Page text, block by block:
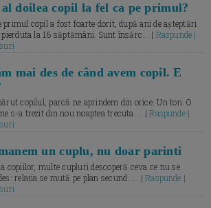
doilea copil la fel ca pe primul?
primul copil a fost foarte dorit, după ani de așteptări
la 16 săptămâni. Sunt însărc... | Raspunde |
mai des de când avem copil. E
copilul, parcă ne aprindem din orice. Un ton. O
s-a trezit din nou noaptea trecuta.... |Raspunde |
un cuplu, nu doar parinti
copiilor, multe cupluri descoperă ceva ce nu se
relația se mută pe plan secund. ... |Raspunde |